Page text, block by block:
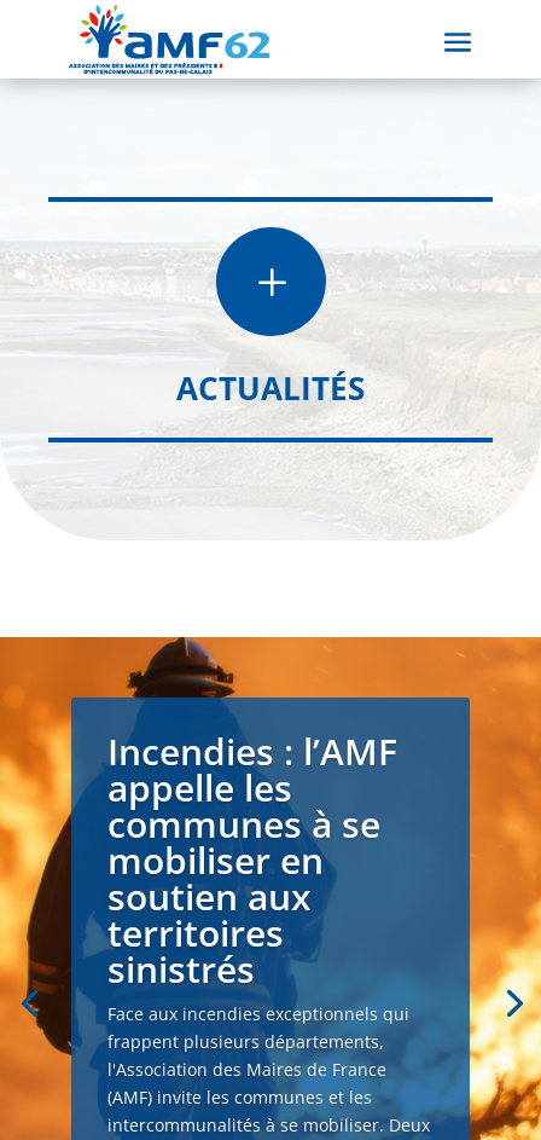
L
ACTUALITÉS
Incendies : l’AMF
appelle les
communes à se
mobiliser en
soutien aux
territoires
sinistrés
Face aux incendies exceptionnels qui
frappent plusieurs départements,
l'Association des Maires de France
(AMF) invite les communes et les
intercommunalités à se mobiliser. Deux